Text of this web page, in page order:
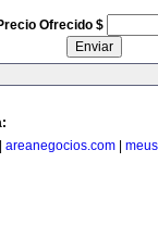
Ofrecido $
areanegocios.com